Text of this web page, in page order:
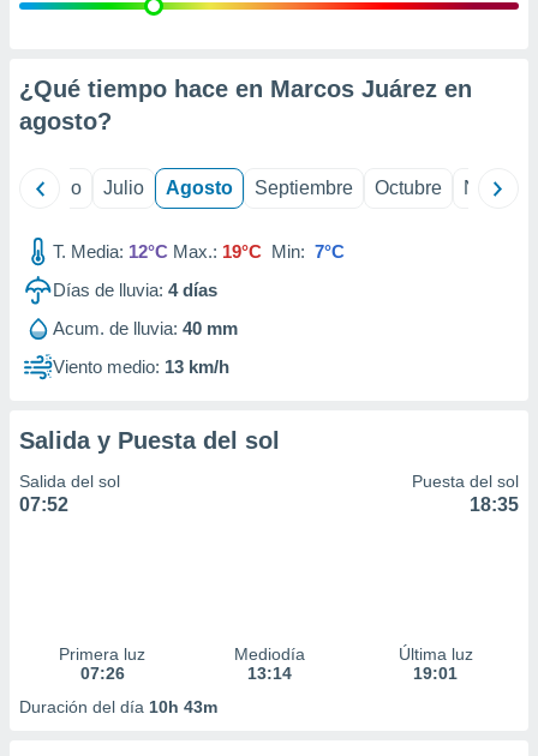
e
mediante
publicidad
de
1199
¿Qué tiempo hace en Marcos Juárez en
agosto?
Junio Julio Agosto Septiembre Octubre
T. Media: 12°C Max.: 19°C Min: 7°C
Días de lluvia: 4días
Acum. de lluvia: 40 mm
Viento medio: 13 km/h
Salida y Puesta del sol
Salida del sol
07:52
Puesta del sol
18:35
Primera luz
07:26
Mediodía
13:14
Última luz
19:01
Duración del día 10h 43m